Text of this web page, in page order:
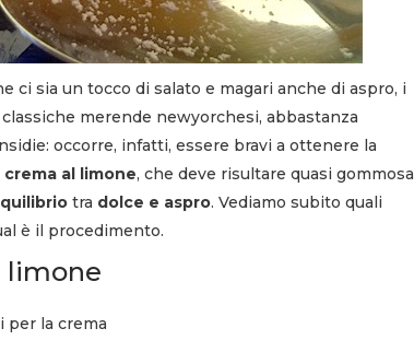
ci sia un tocco di salato e magari anche di aspro, i
merende newyorchesi, abbastanza
occorre, infatti, essere bravi a ottenere la
crema al limone, che deve risultare quasi gommosa
tra dolce e aspro. Vediamo subito quali
è il procedimento.
limone
per la crema